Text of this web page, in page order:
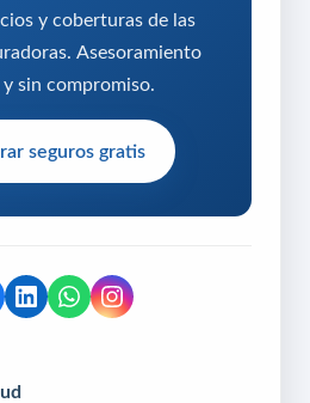
y coberturas de las
Asesoramiento
sin compromiso.
seguros gratis